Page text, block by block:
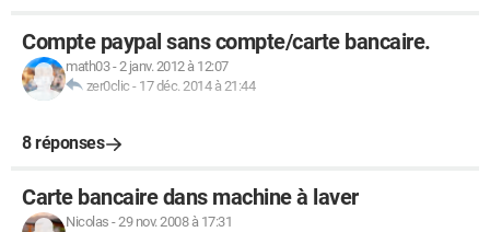
Compte paypal sans compte/carte bancaire.
math03-2 janv. 2012 à 12:07
zer0clic - 17 déc. 2014 à 21:44
8 réponses
Carte bancaire dans machine à laver
Nicolas -29 nov. 2008 à 17:31